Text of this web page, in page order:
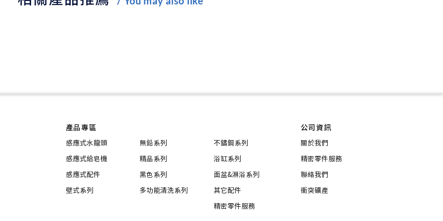
產品專區
感應式水龍頭
感應式給皂機
感應式配件
壁式系列
無鉛系列
精品系列
黑色系列
多功能清洗系列
不鏽鋼系列
浴缸系列
面盆&淋浴系列
其它配件
精密零件服務
公司資訊
關於我們
精密零件服務
聯絡我們
衝突礦產